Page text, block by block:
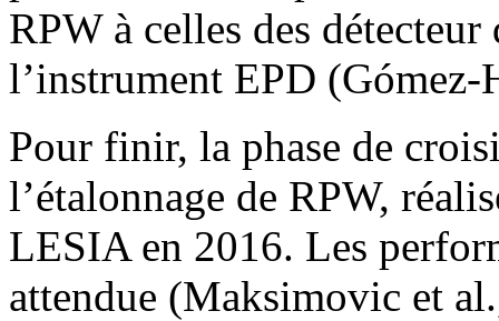
RPW à celles des
l’instrument EPD
Pour finir, la phase de
l’étalonnage de RPW,
LESIA en 2016. Les
attendue (Maksimovic et